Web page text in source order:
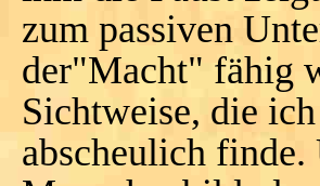
zum passiven
der"Macht" fähig
Sichtweise, die
abscheulich